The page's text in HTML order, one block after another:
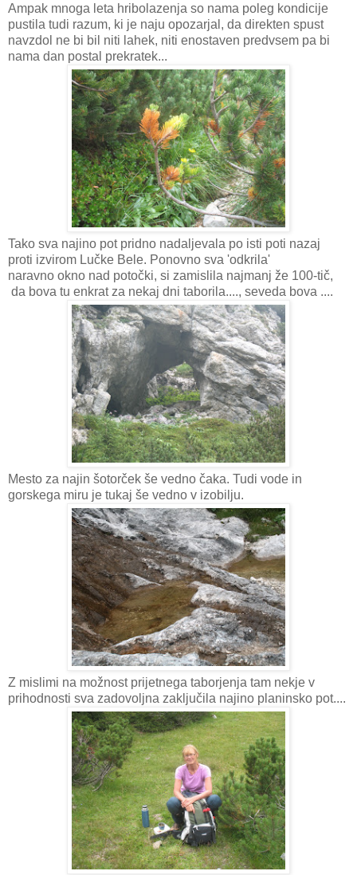
Ampak mnoga leta hribolazenja so nama poleg kondicije
pustila tudi razum, ki je naju opozarjal, da direkten spust
navzdol ne bi bil niti lahek, niti enostaven predvsem pa bi
nama dan postal prekratek...
Tako sva najino pot pridno nadaljevala po isti poti nazaj
proti izvirom Lučke Bele. Ponovno sva 'odkrila'
naravno okno nad potočki, si zamislila najmanj že 100-tič,
da bova tu enkrat za nekaj dni taborila...., seveda bova ....
Mesto za najin šotorček še vedno čaka. Tudi vode in
gorskega miru je tukaj še vedno v izobilju.
Z mislimi na možnost prijetnega taborjenja tam nekje v
prihodnosti sva zadovoljna zaključila najino planinsko pot....